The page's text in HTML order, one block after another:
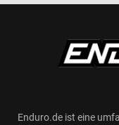
Enduro.de ist eine